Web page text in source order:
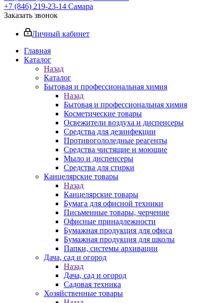
+7 (846) 219-23-14 Самара
Заказать звонок
Личный кабинет
Главная
Каталог
Назад
Каталог
Бытовая и профессиональная химия
Назад
Бытовая и профессиональная химия
Косметические товары
Освежители воздуха и диспенсеры
Средства для дезинфекции
Противогололедные реагенты
Средства чистящие и моющие
Мыло и диспенсеры
Средства для стирки
Канцелярские товары
Назад
Канцелярские товары
Бумага для офисной техники
Письменные товары, черчение
Офисные принадлежности
Бумажная продукция для офиса
Бумажная продукция для школы
Папки, системы архивации
Дача, сад и огород
Назад
Дача, сад и огород
Садовая техника
Хозяйственные товары